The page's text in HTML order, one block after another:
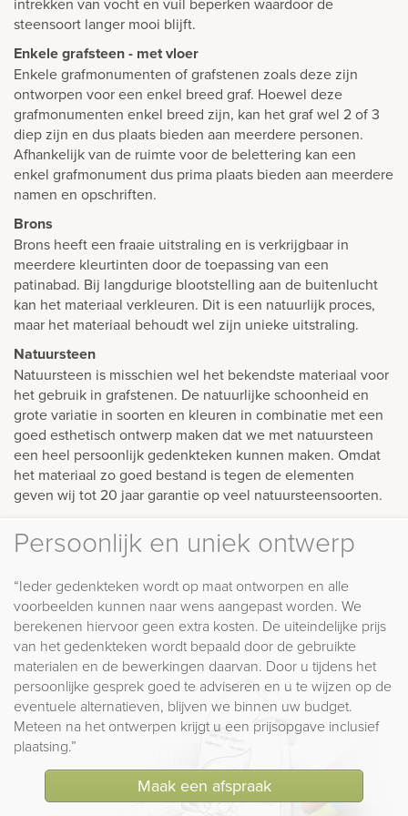
steensoort langer mooi blijft.
Enkele grafsteen - met vloer
Enkele grafmonumenten of grafstenen zoals deze zijn
ontworpen voor een enkel breed graf. Hoewel deze
grafmonumenten enkel breed zijn, kan het graf wel 2 of 3
diep zijn en dus plaats bieden aan meerdere personen.
Afhankelijk van de ruimte voor de belettering kan een
enkel grafmonument dus prima plaats bieden aan meerdere
namen en opschriften.
Brons
Brons heeft een fraaie uitstraling en is verkrijgbaar in
meerdere kleurtinten door de toepassing van een
patinabad. Bij langdurige blootstelling aan de buitenlucht
kan het materiaal verkleuren. Dit is een natuurlijk proces,
maar het materiaal behoudt wel zijn unieke uitstraling.
Natuursteen
Natuursteen is misschien wel het bekendste materiaal voor
het gebruik in grafstenen. De natuurlijke schoonheid en
grote variatie in soorten en kleuren in combinatie met een
goed esthetisch ontwerp maken dat we met natuursteen
een heel persoonlijk gedenkteken kunnen maken. Omdat
het materiaal zo goed bestand is tegen de elementen
geven wij tot 20 jaar garantie op veel natuursteensoorten.
Persoonlijk en uniek ontwerp
“Ieder gedenkteken wordt op maat ontworpen en alle
voorbeelden kunnen naar wens aangepast worden. We
berekenen hiervoor geen extra kosten. De uiteindelijke prijs
van het gedenkteken wordt bepaald door de gebruikte
materialen en de bewerkingen daarvan. Door u tijdens het
persoonlijke gesprek goed te adviseren en u te wijzen op de
eventuele alternatieven, blijven we binnen uw budget.
Meteen na het ontwerpen krijgt u een prijsopgave inclusief
plaatsing.”
Maak een afspraak